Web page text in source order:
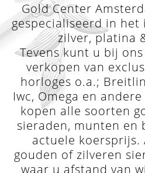
Gold Center
gespecialiseerd in het
zilver, platina
Tevens kunt u bij
verkopen van
horloges o.a.;
Iwc, Omega en
kopen alle soorten
sieraden, munten en
actuele koersprijs.
gouden of zilveren
waar u afstand van